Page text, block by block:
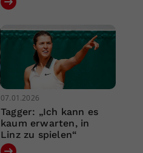
07.01.2026
Tagger: „Ich kann es
kaum erwarten, in
Linz zu spielen“